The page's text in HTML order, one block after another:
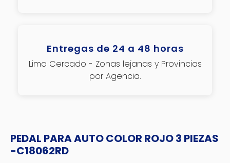
Entregas de 24 a 48 horas
Lima Cercado - Zonas lejanas y Provincias
por Agencia.
PEDAL PARA AUTO COLOR ROJO 3 PIEZAS
-C18062RD